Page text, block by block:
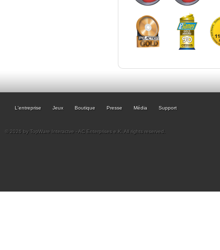
L'entreprise Jeux Boutique Presse Média Support
© 2026 by TopWare Interactve - AC Enterprises e.K. All rights reserved.